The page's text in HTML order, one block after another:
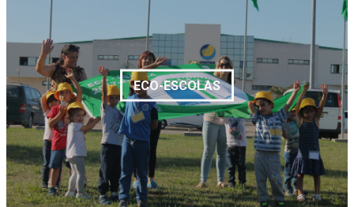
ECO-ESCOLAS